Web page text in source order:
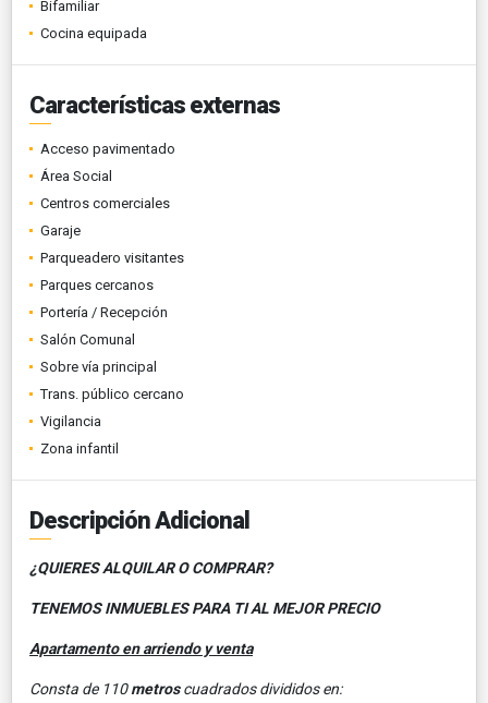
Bifamiliar
Cocina equipada
Características externas
Acceso pavimentado
Área Social
Centros comerciales
Garaje
Parqueadero visitantes
Parques cercanos
Portería / Recepción
Salón Comunal
Sobre vía principal
Trans. público cercano
Vigilancia
Zona infantil
Descripción Adicional
¿QUIERES ALQUILAR O COMPRAR?
TENEMOS INMUEBLES PARA TI AL MEJOR PRECIO
Apartamento en arriendo y venta
Consta de 110metroscuadrados divididos en: